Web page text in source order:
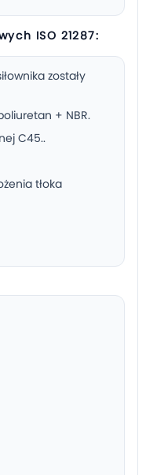
ISO 21287:
zostały
+ NBR.
C45..
tłoka